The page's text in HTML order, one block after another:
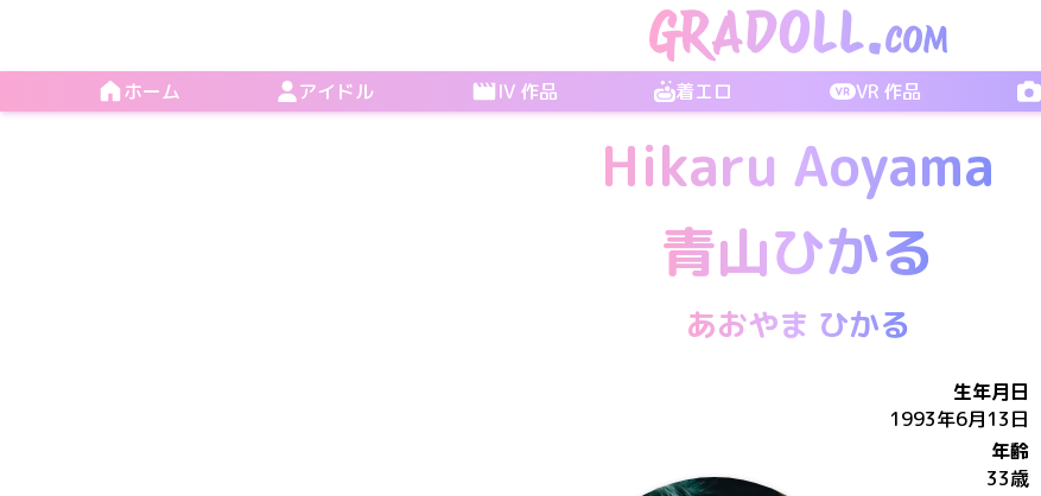
ホーム アイドル IV 作品 着エロ VR 作品
Hikaru Aoyama
青山ひかる
あおやま ひかる
生年月日
1993年6月13日
年齢
33歳